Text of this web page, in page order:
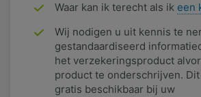
Waar kan ik terecht als ik een
Wij nodigen u uit kennis te
gestandaardiseerd
het verzekeringsproduct
product te onderschrijven.
gratis beschikbaar bij uw